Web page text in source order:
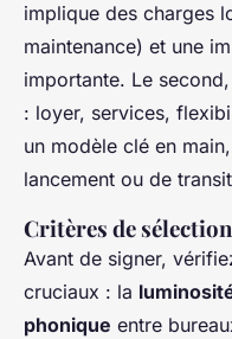
implique des charges
maintenance) et une
importante. Le
: loyer, services,
un modèle clé en
lancement ou de
Critères de
Avant de signer,
cruciaux : la
phonique entre